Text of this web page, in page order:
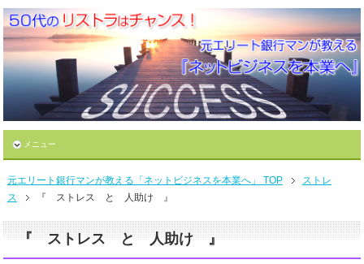
メニュー
元エリート銀行マンが教える「ネットビジネスを本業へ」 TOP
ストレ
ス
『 ストレス と 人助け 』
『 ストレス と 人助け 』